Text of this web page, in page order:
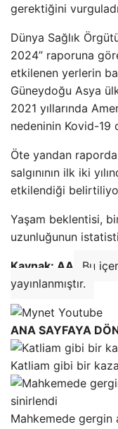
gerektiğini
Dünya Sağlık
2024” raporuna
etkilenen yerlerin
Güneydoğu Asya
2021 yıllarında
nedeninin Kovid-19
Öte yandan
salgınının ilk iki
etkilendiği
Yaşam beklentisi,
uzunluğunun
Kaynak: AA
Bu
yayınlanmıştır.
ANA SAYFAYA
Katliam gibi bir
Mahkemede gergin